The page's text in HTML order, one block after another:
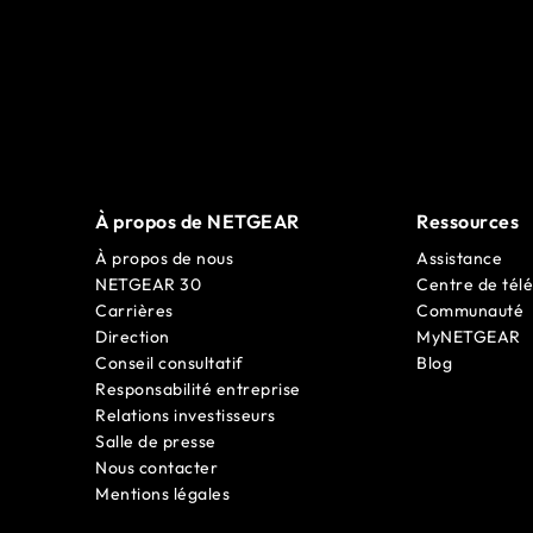
À propos de NETGEAR
À propos de nous
NETGEAR 30
Carrières
Direction
Conseil consultatif
Responsabilité entreprise
Relations investisseurs
Salle de presse
Nous contacter
Mentions légales
Ressources
Assistance
Centre de
Communauté
MyNETGEAR
Blog